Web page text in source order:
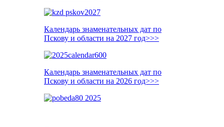
Календарь знаменательных дат по
Пскову и области на 2027 год>>>
Календарь знаменательных дат по
Пскову и области на 2026 год>>>